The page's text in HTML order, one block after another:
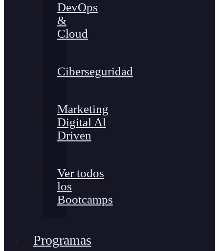
DevOps
&
Cloud
Ciberseguridad
Marketing
Digital Al
Driven
Ver todos
los
Bootcamps
Programas